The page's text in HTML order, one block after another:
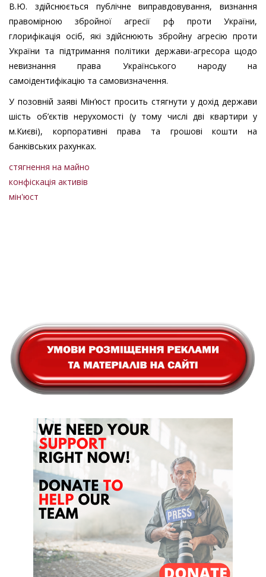
В.Ю. здійснюється публічне виправдовування, визнання
правомірною збройної агресії рф проти України,
глорифікація осіб, які здійснюють збройну агресію проти
України та підтримання політики держави-агресора щодо
невизнання права Українського народу на
самоідентифікацію та самовизначення.
У позовній заяві Мін’юст просить стягнути у дохід держави
шість об’єктів нерухомості (у тому числі дві квартири у
м.Києві), корпоративні права та грошові кошти на
банківських рахунках.
стягнення на майно
конфіскація активів
мін'юст